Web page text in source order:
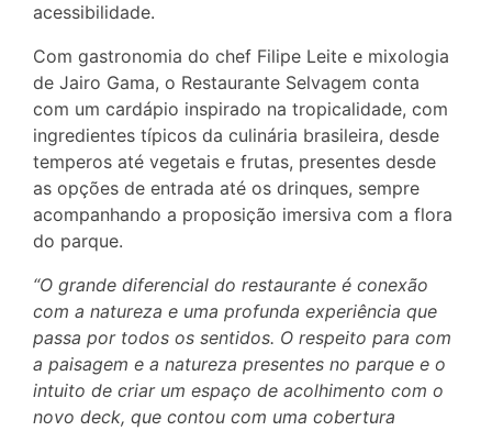
acessibilidade.
Com gastronomia do chef Filipe Leite e mixologia
de Jairo Gama, o Restaurante Selvagem conta
com um cardápio inspirado na tropicalidade, com
ingredientes típicos da culinária brasileira, desde
temperos até vegetais e frutas, presentes desde
as opções de entrada até os drinques, sempre
acompanhando a proposição imersiva com a flora
do parque.
“O grande diferencial do restaurante é conexão
com a natureza e uma profunda experiência que
passa por todos os sentidos. O respeito para com
a paisagem e a natureza presentes no parque e o
intuito de criar um espaço de acolhimento com o
novo deck, que contou com uma cobertura